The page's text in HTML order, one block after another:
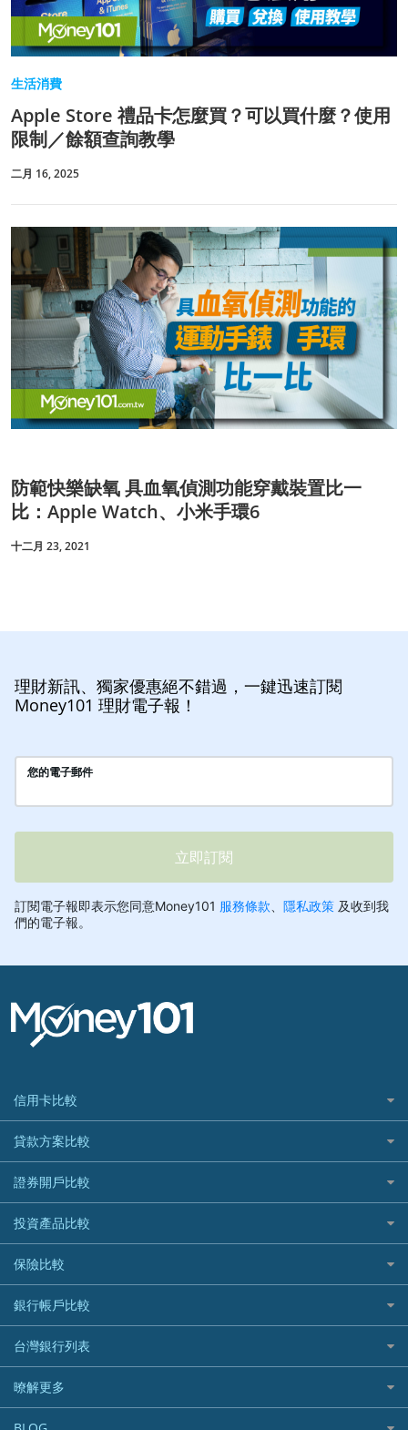
生活消費
Apple Store 禮品卡怎麼買？可以買什麼？使用
限制／餘額查詢教學
二月 16, 2025
防範快樂缺氧 具血氧偵測功能穿戴裝置比一
比：Apple Watch、小米手環6
十二月 23, 2021
理財新訊、獨家優惠絕不錯過，一鍵迅速訂閱
Money101 理財電子報！
信用卡比較
信用卡情境類別推薦
所有信用卡
精選推薦
國內外現金回饋
繳稅優惠
航空哩程回饋
加油優惠
分期零利率優惠
首刷禮優惠
貸款方案比較
快速線上貸款推薦
最完整貸款資訊一次看
繳稅貸款
貸款計算機
車貸計算機
精選貸款推薦
信貸利率比較
一般個人貸款
優質客戶貸款
證券開戶比較
台股證券戶
美股證券戶
投資產品比較
機器人投資
加密貨幣
外幣定存
保險比較
住宅險
汽車保險
機車保險
寵物險
銀行帳戶比較
財富管理帳戶
數位存款帳戶
美元定存
台灣銀行列表
銀行與合作機構列表
銀行客服電話
暸解更多
加入我們